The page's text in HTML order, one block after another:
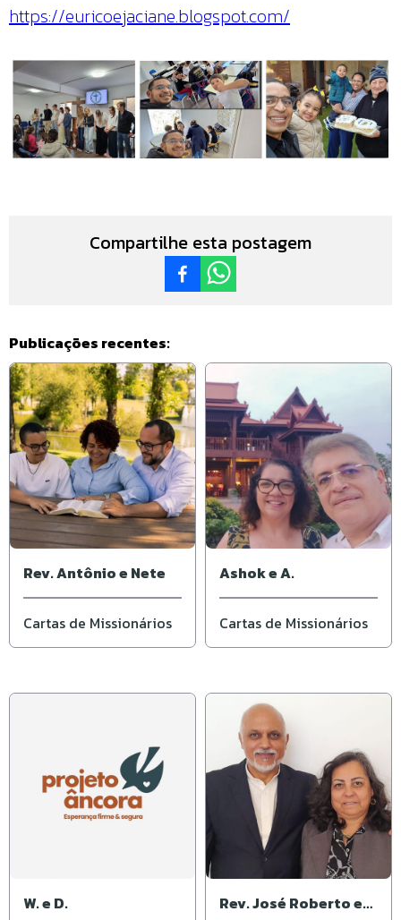
https://euricoejaciane.blogspot.com/
Compartilhe esta postagem
Publicações recentes:
Rev. Antônio e Nete
Cartas de Missionários
Ashok e A.
Cartas de Missionários
W. e D.
Rev. José Roberto e